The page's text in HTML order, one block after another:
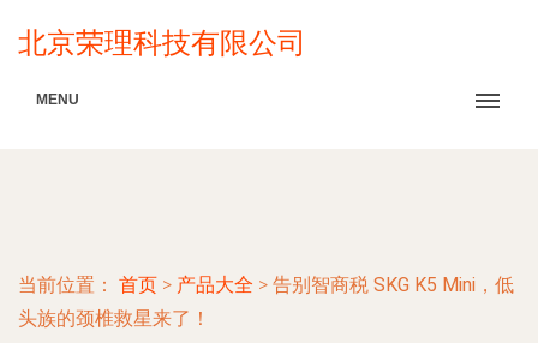
北京荣理科技有限公司
MENU
当前位置： 首页 > 产品大全 > 告别智商税 SKG K5 Mini，低
头族的颈椎救星来了！